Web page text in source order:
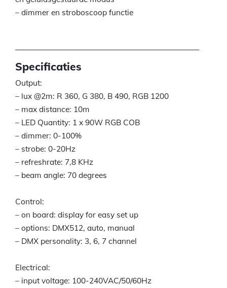
– dimmer en stroboscoop functie
Specificaties
Output:
– lux @2m: R 360, G 380, B 490, RGB 1200
– max distance: 10m
– LED Quantity: 1 x 90W RGB COB
– dimmer: 0-100%
– strobe: 0-20Hz
– refreshrate: 7,8 KHz
– beam angle: 70 degrees
Control:
– on board: display for easy set up
– options: DMX512, auto, manual
– DMX personality: 3, 6, 7 channel
Electrical:
– input voltage: 100-240VAC/50/60Hz